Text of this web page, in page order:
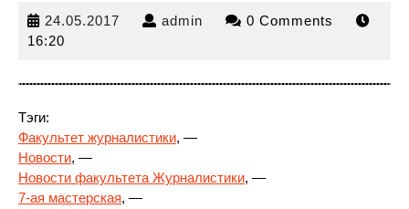
24.05.2017 24.05.2017
admin admin 0 Comments
16:20
Тэги:
Факультет журналистики, —
Новости, —
Новости факультета Журналистики, —
7-ая мастерская, —